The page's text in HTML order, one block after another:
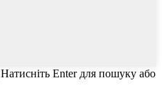
Натисніть Enter для пошуку або